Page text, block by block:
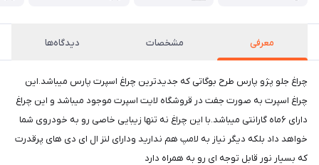
معرفی مشخصات دیدگاه‌ها
چراغ جلو پژو پارس طرح بوگاتی که جدیدترین چراغ اسپرت پارس میباشد.این
چراغ اسپرت به صورت جفت در قروشگاه لایت اسپرت موجود میباشد و این چراغ
دارای ۶ماه گارانتی میباشد.با این چراغ نه تنها زیبایی خاصی رو به خودروی شما
خواهد داد بلکه دیگر نیاز به لامپ هم ندارید ودارای لنز ال ای دی های پرقدرت
که بسیار نور قابل توجه ای رو به همراه دارد